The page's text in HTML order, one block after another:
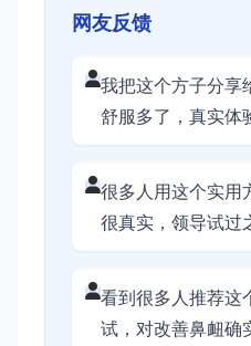
网友反馈
我把这个方子分享
舒服多了，真实体
很多人用这个实用
很真实，领导试过
看到很多人推荐这
试，对改善鼻衄确